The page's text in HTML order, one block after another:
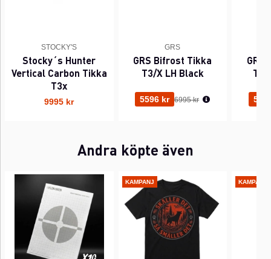
STOCKY'S
Stocky´s Hunter
Vertical Carbon Tikka
T3x
9995 kr
GRS
GRS Bifrost Tikka
T3/X LH Black
5596 kr Ordinarie pris:
6995 kr
T3/
Andra köpte även
KAMPANJ KAMPANJ